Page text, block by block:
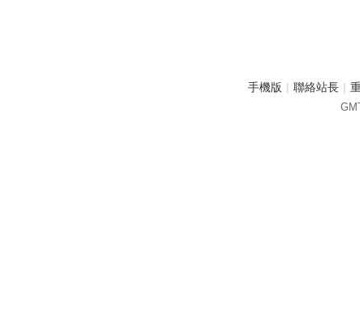
手機版 | 聯絡站長 |